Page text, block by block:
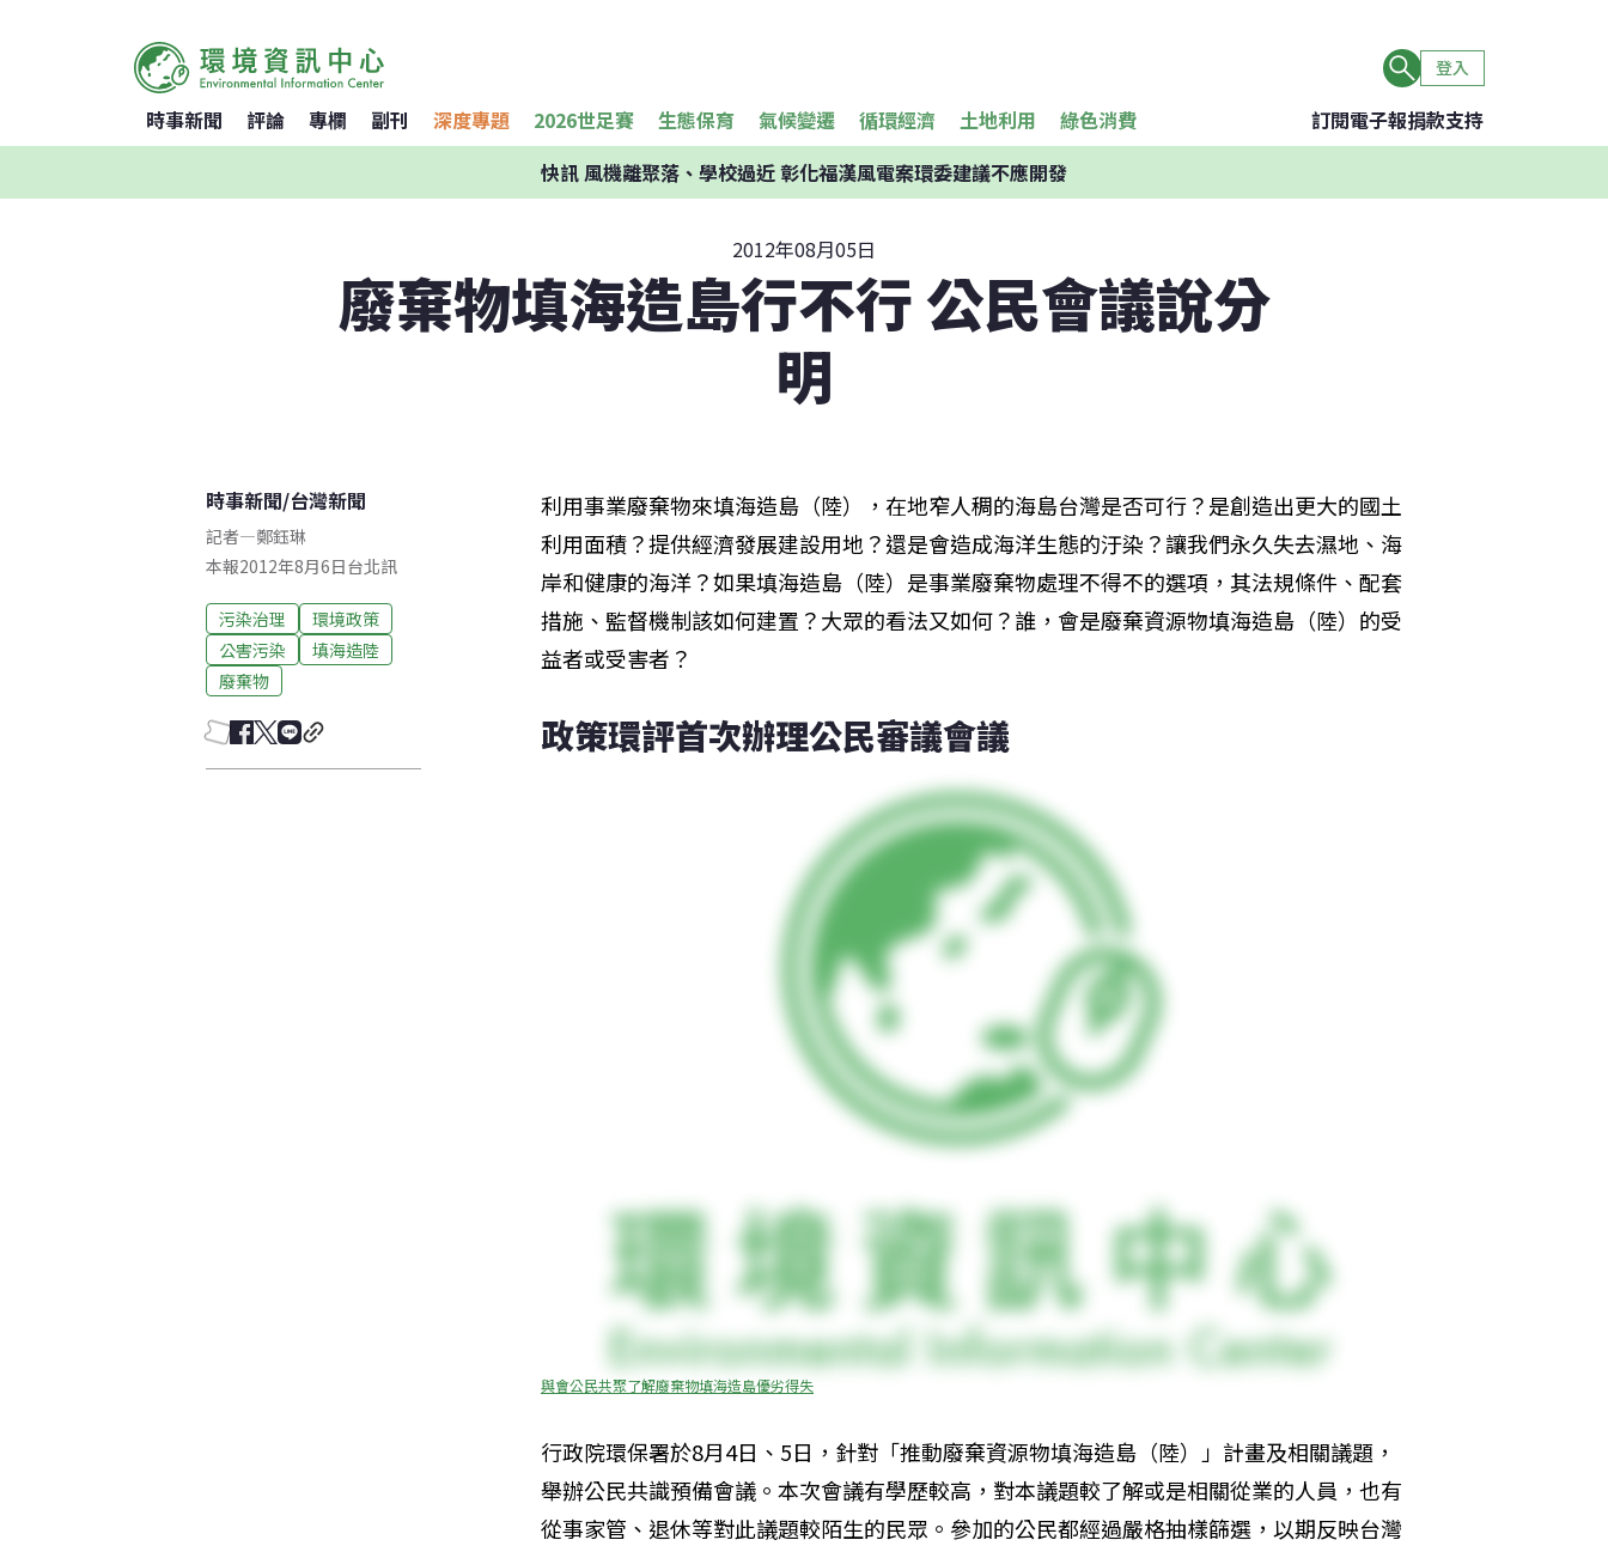
登入
時事新聞 評論 專欄 副刊 深度專題 2026世足賽 生態保育 氣候變遷 循環經濟 土地利用 綠色消費 訂閱電子報捐款支持
快訊風機離聚落、學校過近 彰化福漢風電案環委建議不應開發
2012年08月05日
廢棄物填海造島行不行 公民會議說分
明
時事新聞/台灣新聞
記者—鄭鈺琳
本報2012年8月6日台北訊
污染治理
環境政策
公害污染
填海造陸
廢棄物
利用事業廢棄物來填海造島（陸），在地窄人稠的海島台灣是否可行？是創造出更大的國土
利用面積？提供經濟發展建設用地？還是會造成海洋生態的汙染？讓我們永久失去濕地、海
岸和健康的海洋？如果填海造島（陸）是事業廢棄物處理不得不的選項，其法規條件、配套
措施、監督機制該如何建置？大眾的看法又如何？誰，會是廢棄資源物填海造島（陸）的受
益者或受害者？
政策環評首次辦理公民審議會議
與會公民共聚了解廢棄物填海造島優劣得失
行政院環保署於8月4日、5日，針對「推動廢棄資源物填海造島（陸）」計畫及相關議題，
舉辦公民共識預備會議。本次會議有學歷較高，對本議題較了解或是相關從業的人員，也有
從事家管、退休等對此議題較陌生的民眾。參加的公民都經過嚴格抽樣篩選，以期反映台灣